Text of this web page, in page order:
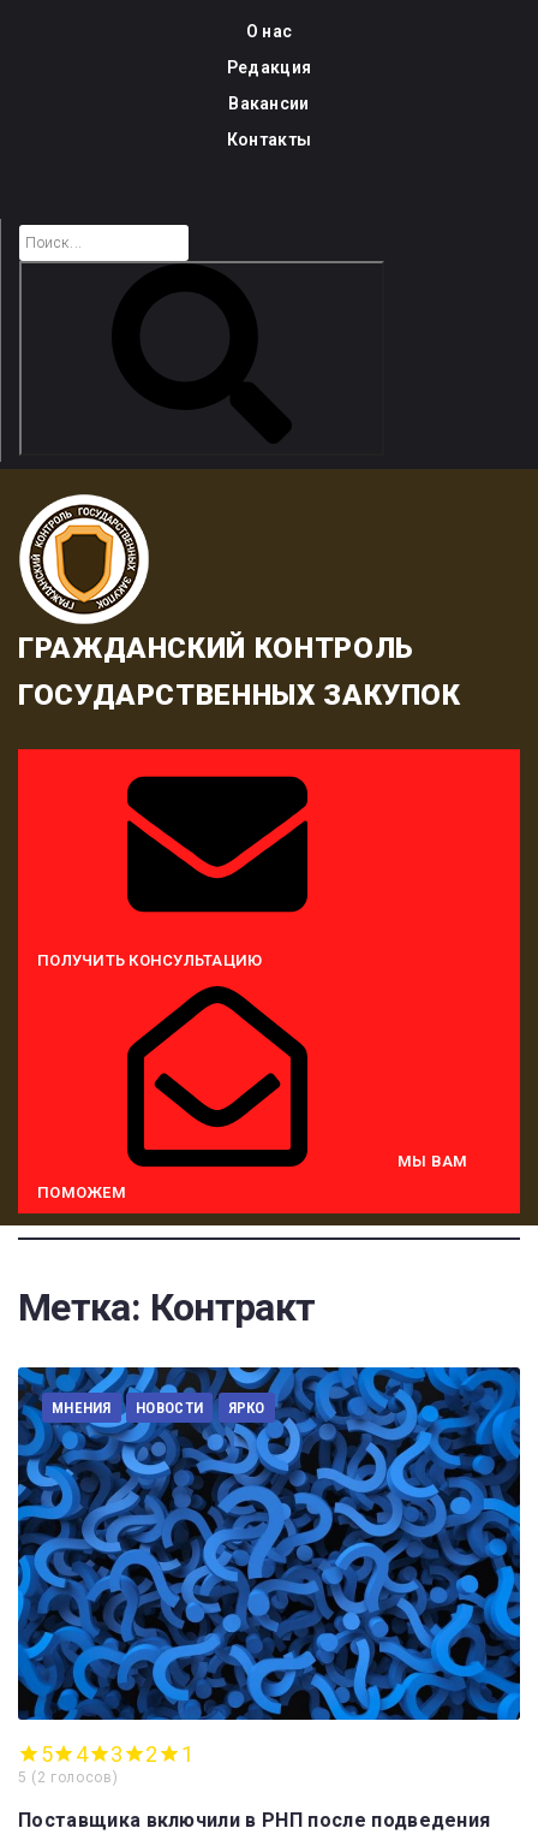
О нас
Редакция
Вакансии
Контакты
ГРАЖДАНСКИЙ КОНТРОЛЬ
ГОСУДАРСТВЕННЫХ ЗАКУПОК
ПОЛУЧИТЬ КОНСУЛЬТАЦИЮ
МЫ ВАМ
ПОМОЖЕМ
Метка: Контракт
МНЕНИЯ НОВОСТИ ЯРКО
5 4 3 2 1
5 ( 2 голосов )
Поставщика включили в РНП после подведения